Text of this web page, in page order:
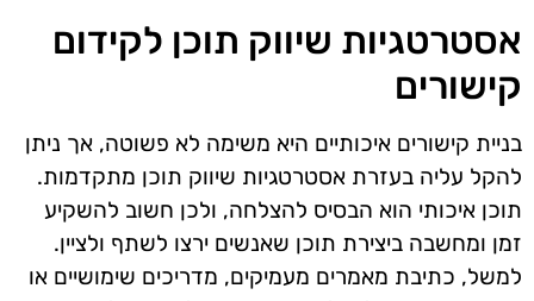
אסטרטגיות שיווק תוכן לקידום
קישורים
בניית קישורים איכותיים היא משימה לא פשוטה, אך ניתן
להקל עליה בעזרת אסטרטגיות שיווק תוכן מתקדמות.
תוכן איכותי הוא הבסיס להצלחה, ולכן חשוב להשקיע
זמן ומחשבה ביצירת תוכן שאנשים ירצו לשתף ולציין.
למשל, כתיבת מאמרים מעמיקים, מדריכים שימושיים או